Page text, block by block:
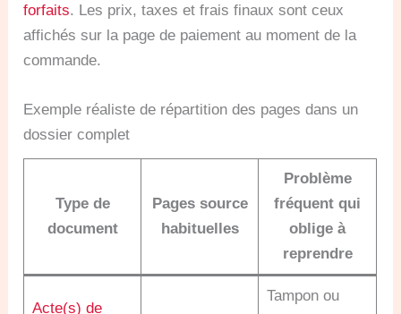
forfaits. Les prix, taxes et frais finaux sont ceux
affichés sur la page de paiement au moment de la
commande.
Exemple réaliste de répartition des pages dans un
dossier complet
Type de
document
Pages source
habituelles
Problème
fréquent qui
oblige à
reprendre
Acte(s) de
Tampon ou